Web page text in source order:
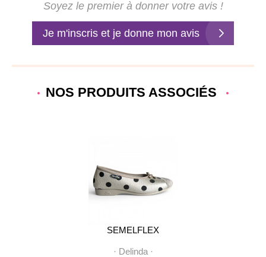
Soyez le premier à donner votre avis !
Je m'inscris et je donne mon avis
NOS PRODUITS ASSOCIÉS
SEMELFLEX
· Delinda·